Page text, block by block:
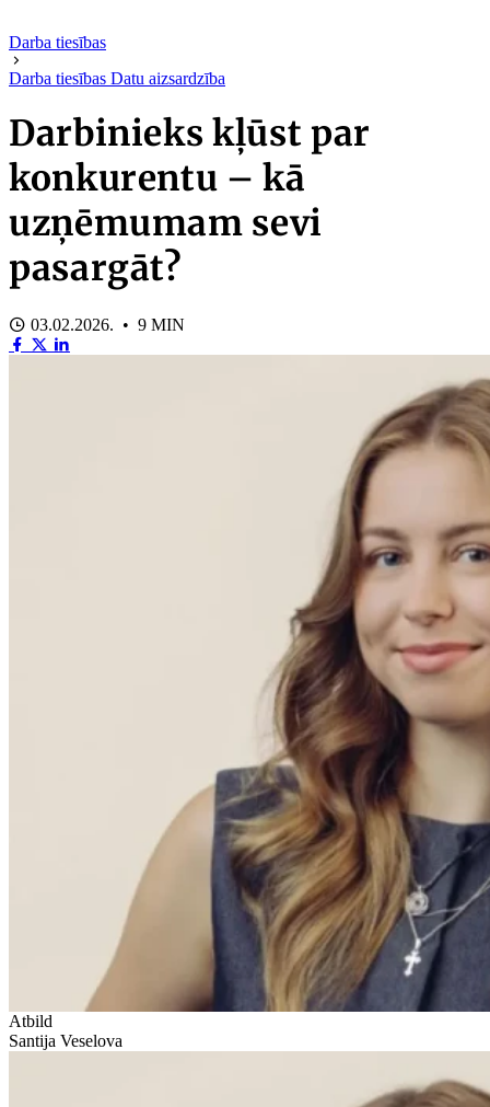
Darba tiesības
Darba tiesības Datu aizsardzība
Darbinieks kļūst par
konkurentu – kā
uzņēmumam sevi
pasargāt?
03.02.2026. • 9 MIN
Atbild
Santija Veselova